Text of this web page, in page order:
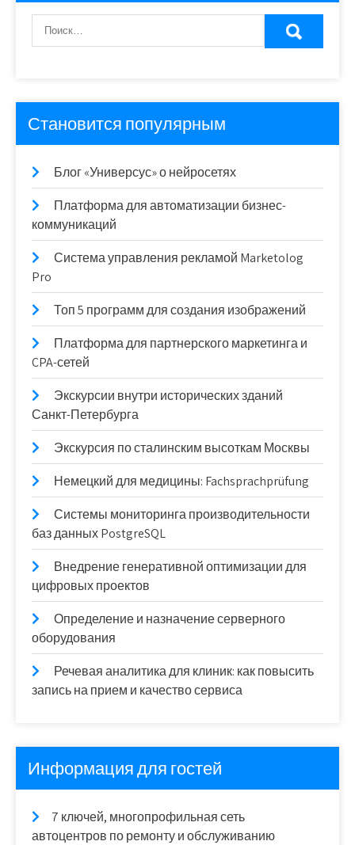
Становится популярным
Блог «Универсус» о нейросетях
Платформа для автоматизации бизнес-
коммуникаций
Система управления рекламой Marketolog
Pro
Топ 5 программ для создания изображений
Платформа для партнерского маркетинга и
CPA-сетей
Экскурсии внутри исторических зданий
Санкт-Петербурга
Экскурсия по сталинским высоткам Москвы
Немецкий для медицины: Fachsprachprüfung
Системы мониторинга производительности
баз данных PostgreSQL
Внедрение генеративной оптимизации для
цифровых проектов
Определение и назначение серверного
оборудования
Речевая аналитика для клиник: как повысить
запись на прием и качество сервиса
Информация для гостей
7 ключей, многопрофильная сеть
автоцентров по ремонту и обслуживанию